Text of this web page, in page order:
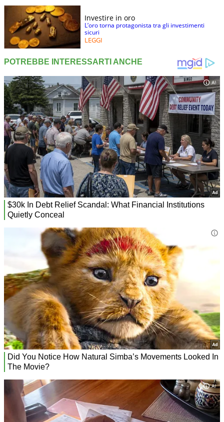
Investire in oro
L’oro torna protagonista tra gli investimenti
sicuri
LEGGI